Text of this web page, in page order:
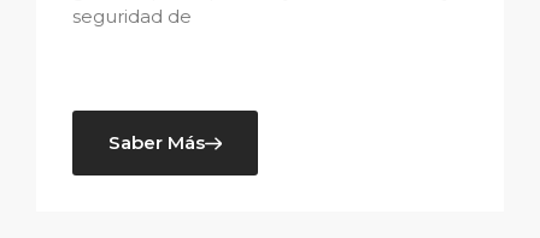
seguridad de
Saber Más